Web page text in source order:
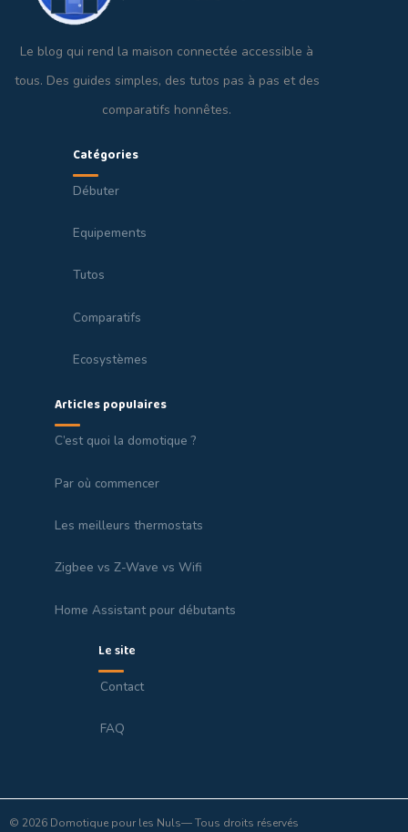
Le blog qui rend la maison connectée accessible à
tous. Des guides simples, des tutos pas à pas et des
comparatifs honnêtes.
Catégories
Débuter
Equipements
Tutos
Comparatifs
Ecosystèmes
Articles populaires
C’est quoi la domotique ?
Par où commencer
Les meilleurs thermostats
Zigbee vs Z-Wave vs Wifi
Home Assistant pour débutants
Le site
Contact
FAQ
© 2026 Domotique pour les Nuls— Tous droits réservés